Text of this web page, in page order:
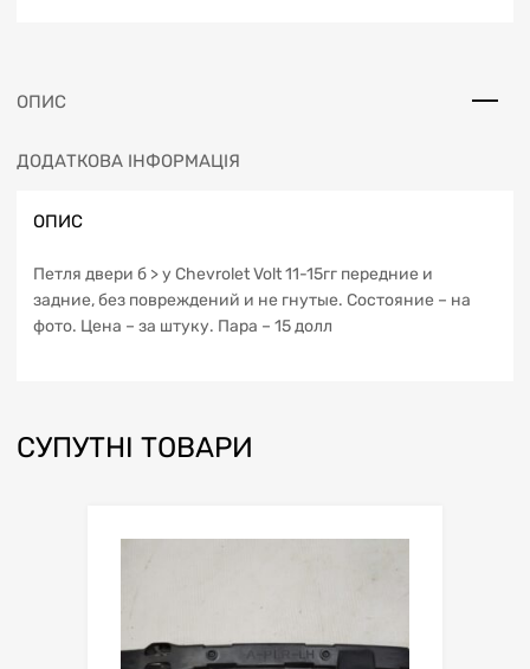
ОПИС
ДОДАТКОВА ІНФОРМАЦІЯ
ОПИС
Петля двери б > у Chevrolet Volt 11-15гг передние и
задние, без повреждений и не гнутые. Состояние – на
фото. Цена – за штуку. Пара – 15 долл
СУПУТНІ ТОВАРИ